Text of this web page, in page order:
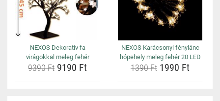
NEXOS Dekoratív fa
virágokkal meleg fehér
9390 Ft 9190 Ft
NEXOS Karácsonyi fénylánc
hópehely meleg fehér 20 LED
1390 Ft 1990 Ft